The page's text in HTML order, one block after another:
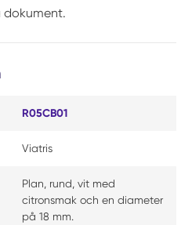
dokument.
R05CB01
Viatris
Plan, rund, vit med
citronsmak och en diameter
på 18 mm.